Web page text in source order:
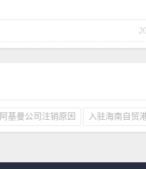
阿基曼公司注销原因 入驻海南自贸